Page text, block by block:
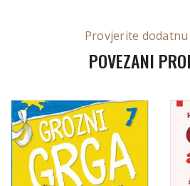
Provjerite
POVEZANI